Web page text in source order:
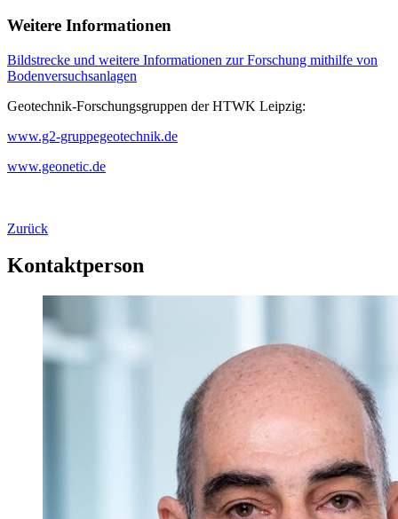
Weitere Informationen
Bildstrecke und weitere Informationen zur Forschung mithilfe von
Bodenversuchsanlagen
Geotechnik-Forschungsgruppen der HTWK Leipzig:
www.g2-gruppegeotechnik.de
www.geonetic.de
Zurück
Kontaktperson